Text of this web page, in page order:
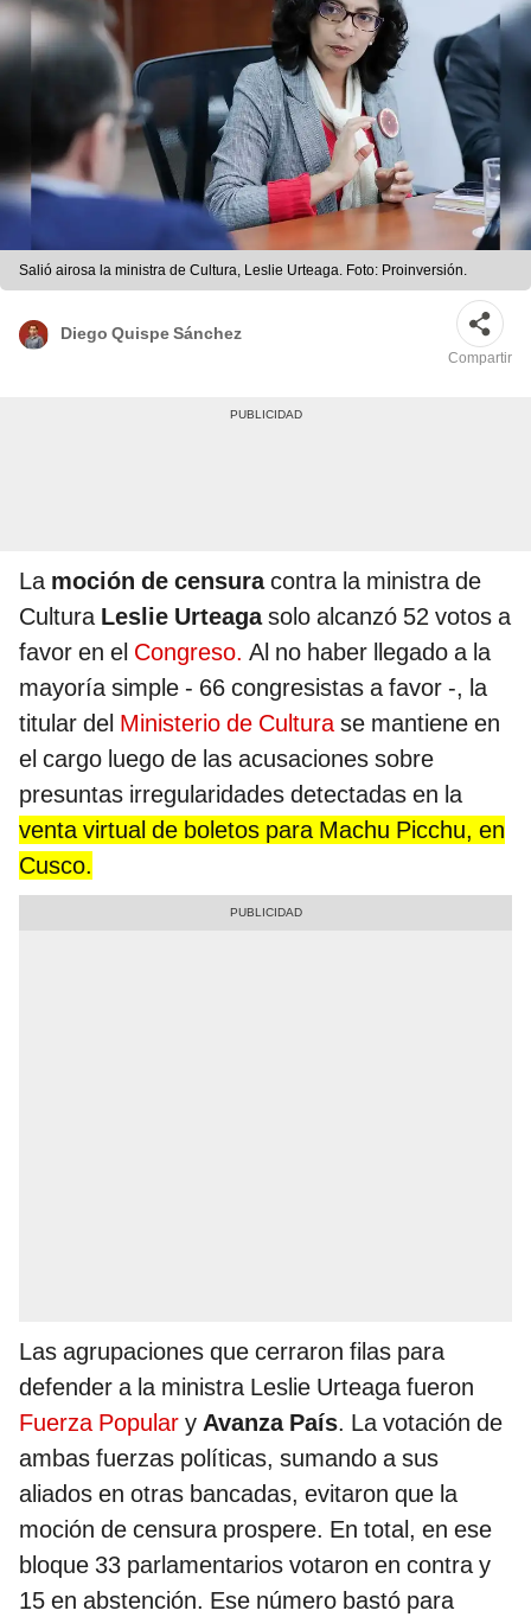
Salió airosa la ministra de Cultura, Leslie Urteaga. Foto: Proinversión.
Diego Quispe Sánchez
Compartir
La moción de censuracontra la ministra de
Cultura Leslie Urteagasolo alcanzó 52 votos a
favor en el Congreso. Al no haber llegado a la
mayoría simple - 66 congresistas a favor -, la
titular del Ministerio de Culturase mantiene en
el cargo luego de las acusaciones sobre
presuntas irregularidades detectadas en la
venta virtual de boletos para Machu Picchu, en
Cusco.
Las agrupaciones que cerraron filas para
defender a la ministra Leslie Urteaga fueron
Fuerza Popular y Avanza País. La votación de
ambas fuerzas políticas, sumando a sus
aliados en otras bancadas, evitaron que la
moción de censura prospere. En total, en ese
bloque 33 parlamentarios votaron en contra y
15 en abstención. Ese número bastó para